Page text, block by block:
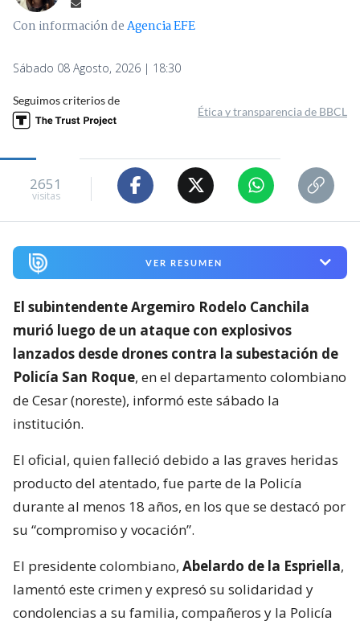
Con información deAgencia EFE
Sábado 08 Agosto, 2026 | 18:30
Seguimos criterios de
Ética y transparencia de BBCL
2651
visitas
VER RESUMEN
El subintendente Argemiro Rodelo Canchila
murió luego de un ataque con explosivos
lanzados desde drones contra la subestación de
Policía San Roque, en el departamento colombiano
de Cesar (noreste), informó este sábado la
institución.
El oficial, quien falleció debido a las graves heridas
producto del atentado, fue parte de la Policía
durante al menos 18 años, en los que se destacó por
su “compromiso y vocación”.
El presidente colombiano, Abelardo de la Espriella,
lamentó este crimen y expresó su solidaridad y
condolencias a su familia, compañeros y la Policía